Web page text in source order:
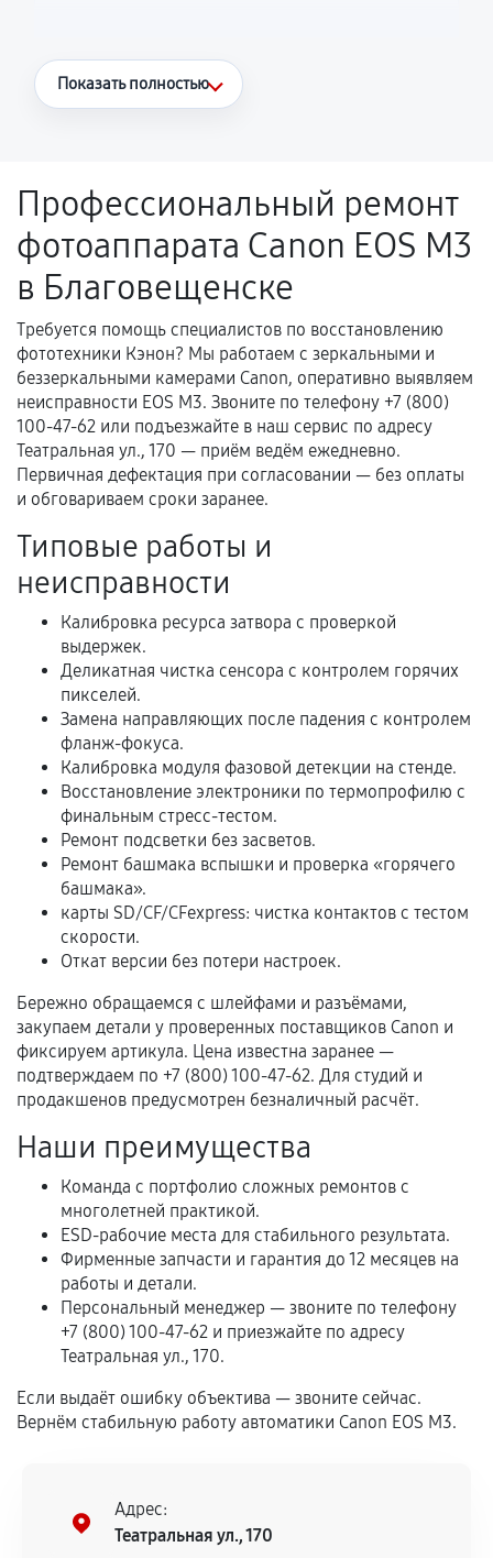
Что считается гарантийным случаем
Поломка установленной детали при
нормальной эксплуатации в течение
гарантийного срока.
Несоответствие комплектующей заявленным
техническим характеристикам.
Документы для подтверждения
гарантии
Гарантийный талон.
услуг и сроком гарантии.
Документы на установленные комплектующие
и кассовый чек.
Расширенная гарантия
В некоторых случаях возможно оформление
расширенной гарантии. Стоимость, сроки и
условия продления согласовываются отдельно и
фиксируются в документах.
Когда гарантия не действует
Нарушение правил эксплуатации,
механические повреждения, попадание влаги,
перегрев, коррозия.
Самостоятельный ремонт или вмешательство
третьих лиц.
предусмотрено отдельно.
Обращение после окончания гарантийного
срока.
Программные сбои, если это не указано в
отдельных условиях.
Если комплектующие куплены
самостоятельно
Гарантия на выполненные работы может
Предоставленные детали подходят по
техническим параметрам и не имеют внешних
Показать полностью
Профессиональный ремонт
фотоаппарата Canon EOS M3
в Благовещенске
Требуется помощь специалистов по восстановлению
фототехники Кэнон? Мы работаем с зеркальными и
беззеркальными камерами Canon, оперативно выявляем
неисправности EOS M3. Звоните по телефону +7 (800)
100-47-62 или подъезжайте в наш сервис по адресу
Театральная ул., 170 — приём ведём ежедневно.
Первичная дефектация при согласовании — без оплаты
и обговариваем сроки заранее.
Типовые работы и
неисправности
Калибровка ресурса затвора с проверкой
выдержек.
Деликатная чистка сенсора с контролем горячих
пикселей.
Замена направляющих после падения с контролем
фланж-фокуса.
Калибровка модуля фазовой детекции на стенде.
Восстановление электроники по термопрофилю с
финальным стресс-тестом.
Ремонт подсветки без засветов.
Ремонт башмака вспышки и проверка «горячего
башмака».
карты SD/CF/CFexpress: чистка контактов с тестом
скорости.
Откат версии без потери настроек.
Бережно обращаемся с шлейфами и разъёмами,
закупаем детали у проверенных поставщиков Canon и
фиксируем артикула. Цена известна заранее —
подтверждаем по +7 (800) 100-47-62. Для студий и
продакшенов предусмотрен безналичный расчёт.
Наши преимущества
Команда с портфолио сложных ремонтов с
многолетней практикой.
ESD-рабочие места для стабильного результата.
Фирменные запчасти и гарантия до 12 месяцев на
работы и детали.
Персональный менеджер — звоните по телефону
+7 (800) 100-47-62 и приезжайте по адресу
Театральная ул., 170.
Если выдаёт ошибку объектива — звоните сейчас.
Вернём стабильную работу автоматики Canon EOS M3.
Адрес:
Театральная ул., 170